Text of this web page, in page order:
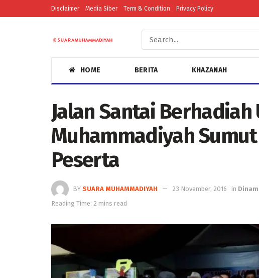
Disclaimer Media Siber Term & Condition Privacy Policy
HOME BERITA KHAZANAH
Jalan Santai Berhadiah
Muhammadiyah
Peserta
BY SUARA MUHAMMADIYAH 23 November, 2016 in
Reading Time: 2 mins read